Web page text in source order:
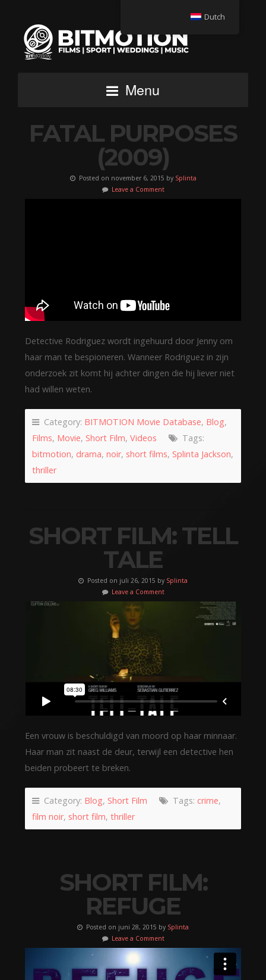
Menu
FATAL PURPOSES
(2009)
Posted on november 6, 2015 by Splinta
Leave a Comment
Detective Rodriguez wordt ingehuurd door Jenny om
haar man te bespioneren. Wanneer Rodriguez in zijn
onderzoek zit komt hij achter dingen die hij liever niet
had willen weten.
Category: BITMOTION Movie Database, Blog,
Films, Movie, Short Film, Videos
Tags:
bitmotion, drama, noir, short films, Splinta Jackson,
thriller
SHORT FILM: TELL
TALE
Posted on juli 26, 2015 by Splinta
Leave a Comment
Een vrouw is beschuldigd van moord op haar minnaar.
Haar man zit naast de deur, terwijl een detective hen
beiden probeert te breken.
Category: Blog, Short Film Tags: crime,
film noir, short film, thriller
SHORT FILM:
REFUGE
Posted on juni 28, 2015 by Splinta
Leave a Comment
Dutch